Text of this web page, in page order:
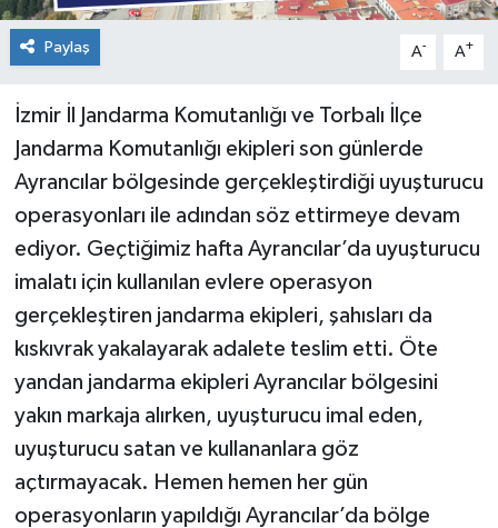
Paylaş A- A+
İzmir İl Jandarma Komutanlığı ve Torbalı İlçe
Jandarma Komutanlığı ekipleri son günlerde
Ayrancılar bölgesinde gerçekleştirdiği uyuşturucu
operasyonları ile adından söz ettirmeye devam
ediyor. Geçtiğimiz hafta Ayrancılar’da uyuşturucu
imalatı için kullanılan evlere operasyon
gerçekleştiren jandarma ekipleri, şahısları da
kıskıvrak yakalayarak adalete teslim etti. Öte
yandan jandarma ekipleri Ayrancılar bölgesini
yakın markaja alırken, uyuşturucu imal eden,
uyuşturucu satan ve kullananlara göz
açtırmayacak. Hemen hemen her gün
operasyonların yapıldığı Ayrancılar’da bölge